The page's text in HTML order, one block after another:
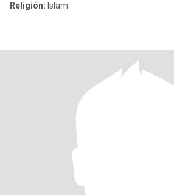
Religión: Islam